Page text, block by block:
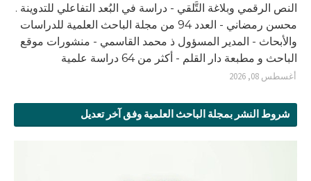
النص الرقمي وبلاغة التَّلقي - دراسة في البُعد التفاعلي للتدوينة .
محسن رمضاني - العدد 94 من مجلة الباحث العلمية للدراسات
والأبحاث - المدير المسؤول ذ محمد القاسمي - منشورات موقع
الباحث و مطبعة دار القلم - أكثر من 64 دراسة علمية
أغسطس 08, 2026
شروط النشر بمجلة الباحث العلمية وفق آخر تعديل